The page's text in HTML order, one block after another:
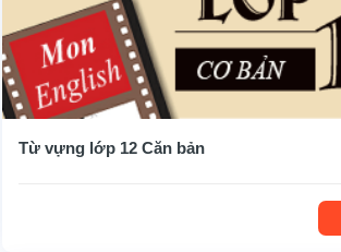
Từ vựng lớp 12 Căn bản